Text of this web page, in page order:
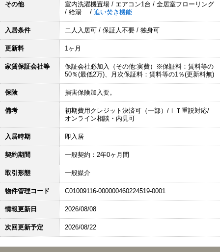
その他
室内洗濯機置場 / エアコン1台 / 全居室フローリング
/ 給湯 / 追い焚き機能
入居条件 二人入居可 / 保証人不要 / 独身可
更新料 1ヶ月
家賃保証会社等
保証会社必加入（その他:実費）※保証料：賃料等の
50％(最低2万)、月次保証料：賃料等の1％(更新料無)
保険 損害保険加入要。
備考
初期費用クレジット決済可（一部）/ＩＴ重説対応/
オンライン相談・内見可
入居時期 即入居
契約期間 一般契約：2年0ヶ月間
取引形態 一般媒介
物件管理コード C01009116-000000460224519-0001
情報更新日 2026/08/08
次回更新予定 2026/08/22